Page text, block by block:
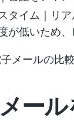
タイム｜リ
が低いため
メールの比
ー